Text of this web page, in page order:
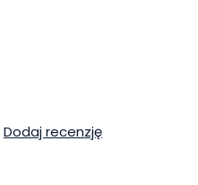
Dodaj recenzję